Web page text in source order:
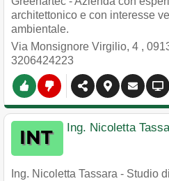
architettonico e con interesse
ambientale.
Via Monsignore Virgilio, 4 ,
3206424223
Ing. Nicoletta
Ing. Nicoletta Tassara - Studio